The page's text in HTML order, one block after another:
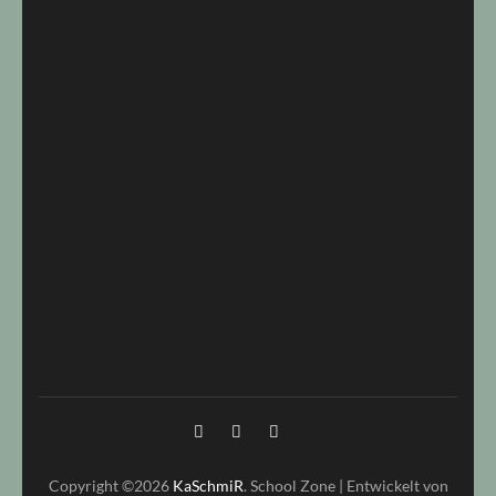
Copyright ©2026 KaSchmiR. School Zone | Entwickelt von